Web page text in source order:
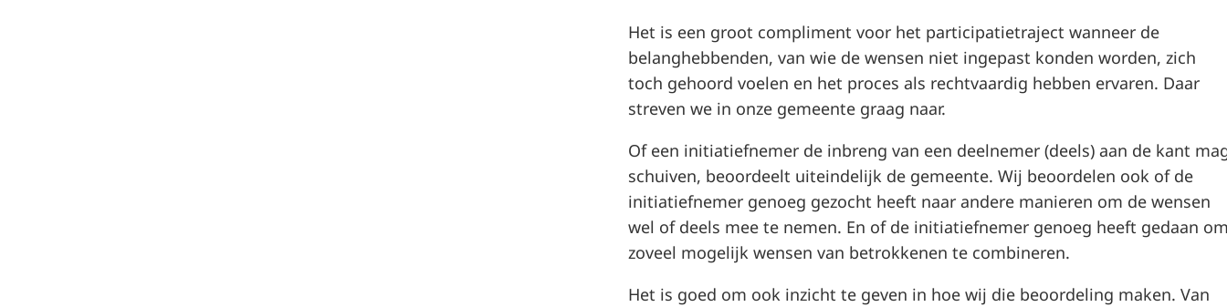
Het is een groot compliment voor het participatietraject wanneer de
belanghebbenden, van wie de wensen niet ingepast konden worden, zich
toch gehoord voelen en het proces als rechtvaardig hebben ervaren. Daar
streven we in onze gemeente graag naar.
Of een initiatiefnemer de inbreng van een deelnemer (deels) aan de kant
schuiven, beoordeelt uiteindelijk de gemeente. Wij beoordelen ook of de
initiatiefnemer genoeg gezocht heeft naar andere manieren om de wensen
wel of deels mee te nemen. En of de initiatiefnemer genoeg heeft gedaan
zoveel mogelijk wensen van betrokkenen te combineren.
Het is goed om ook inzicht te geven in hoe wij die beoordeling maken. Van